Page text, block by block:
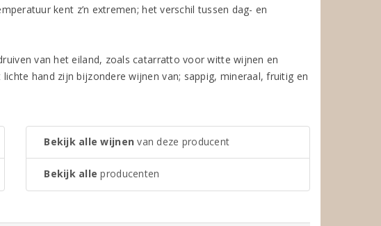
kent z’n extremen; het verschil tussen dag- en
van het eiland, zoals catarratto voor witte wijnen en
hand zijn bijzondere wijnen van; sappig, mineraal, fruitig en
Bekijk alle wijnen van deze producent
Bekijk alle producenten